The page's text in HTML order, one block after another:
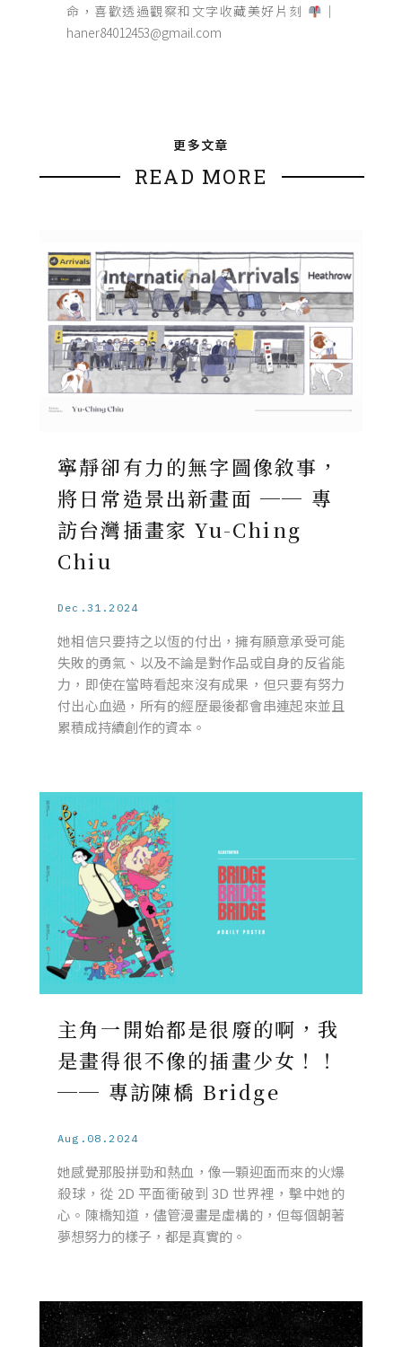
命，喜歡透過觀察和文字收藏美好片刻
｜
haner84012453@gmail.com
更多文章
READ MORE
寧靜卻有力的無字圖像敘事，
將日常造景出新畫面 ── 專
訪台灣插畫家 Yu-Ching
Chiu
Dec.31.2024
她相信只要持之以恆的付出，擁有願意承受可能
失敗的勇氣、以及不論是對作品或自身的反省能
力，即使在當時看起來沒有成果，但只要有努力
付出心血過，所有的經歷最後都會串連起來並且
累積成持續創作的資本。
主角一開始都是很廢的啊，我
是畫得很不像的插畫少女！！
── 專訪陳橋 Bridge
Aug.08.2024
她感覺那股拼勁和熱血，像一顆迎面而來的火爆
殺球，從 2D 平面衝破到 3D 世界裡，擊中她的
心。陳橋知道，儘管漫畫是虛構的，但每個朝著
夢想努力的樣子，都是真實的。